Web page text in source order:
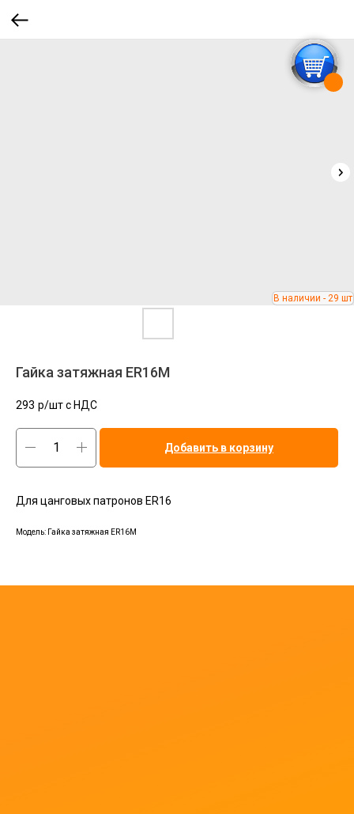
Гайка затяжная ER16M
293 р/шт c НДС
Добавить в корзину
Для цанговых патронов ER16
Модель: Гайка затяжная ER16M